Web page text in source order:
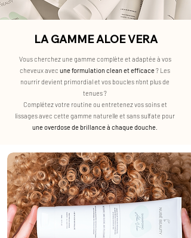
LA GAMME ALOE VERA
Vous cherchez une gamme complète et adaptée à vos
cheveux avec une formulation clean et efficace? L es
nourrir devient primordial et vos boucles n'ont plus de
tenues ?
Complétez votre routine ou entretenez vos soins et
lissages avec cette gamme naturelle et sans sulfate pour
une overdose de brillance à chaque douche